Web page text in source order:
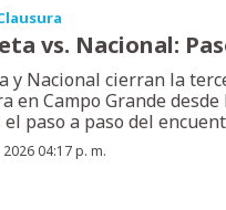
vs. Nacional:
y Nacional cierran la
en Campo Grande desde
paso a paso del
04:17 p. m.